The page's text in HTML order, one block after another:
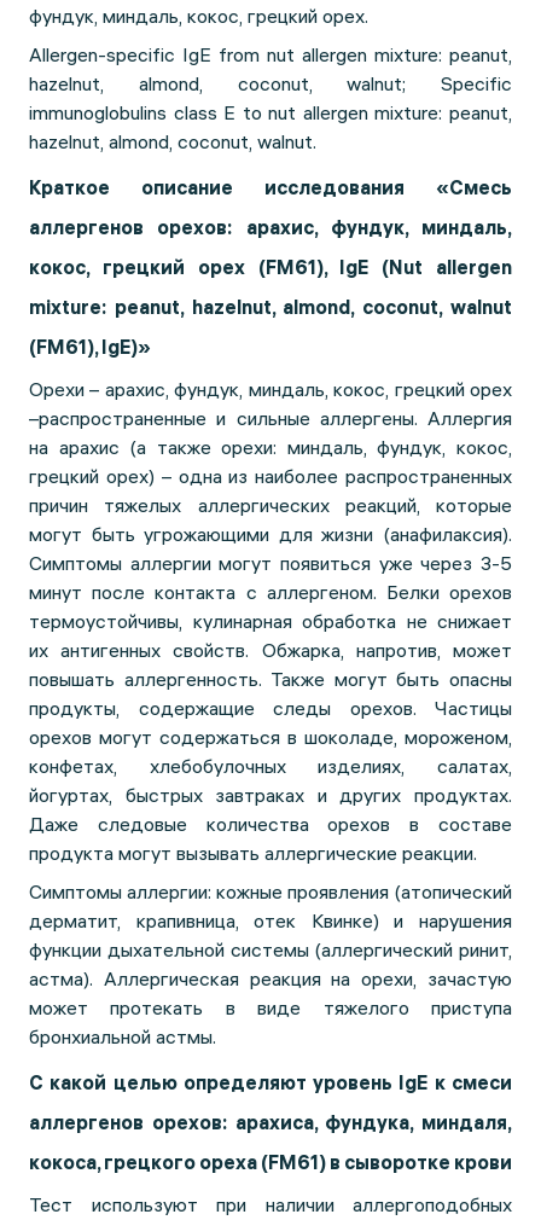
фундук, миндаль, кокос, грецкий орех.
Allergen-specific IgE from nut allergen mixture: peanut,
hazelnut, almond, coconut, walnut; Specific
immunoglobulins class E to nut allergen mixture: peanut,
hazelnut, almond, coconut, walnut.
Краткое описание исследования «Смесь
аллергенов орехов: арахис, фундук, миндаль,
кокос, грецкий орех (FM61), IgE (Nut allergen
mixture: peanut, hazelnut, almond, coconut, walnut
(FM61), IgE)»
Орехи – арахис, фундук, миндаль, кокос, грецкий орех
–распространенные и сильные аллергены. Аллергия
на арахис (а также орехи: миндаль, фундук, кокос,
грецкий орех) – одна из наиболее распространенных
причин тяжелых аллергических реакций, которые
могут быть угрожающими для жизни (анафилаксия).
Симптомы аллергии могут появиться уже через 3-5
минут после контакта с аллергеном. Белки орехов
термоустойчивы, кулинарная обработка не снижает
их антигенных свойств. Обжарка, напротив, может
повышать аллергенность. Также могут быть опасны
продукты, содержащие следы орехов. Частицы
орехов могут содержаться в шоколаде, мороженом,
конфетах, хлебобулочных изделиях, салатах,
йогуртах, быстрых завтраках и других продуктах.
Даже следовые количества орехов в составе
продукта могут вызывать аллергические реакции.
Симптомы аллергии: кожные проявления (атопический
дерматит, крапивница, отек Квинке) и нарушения
функции дыхательной системы (аллергический ринит,
астма). Аллергическая реакция на орехи, зачастую
может протекать в виде тяжелого приступа
бронхиальной астмы.
С какой целью определяют уровень IgE к смеси
аллергенов орехов: арахиса, фундука, миндаля,
кокоса, грецкого ореха (FM61) в сыворотке крови
Тест используют при наличии аллергоподобных